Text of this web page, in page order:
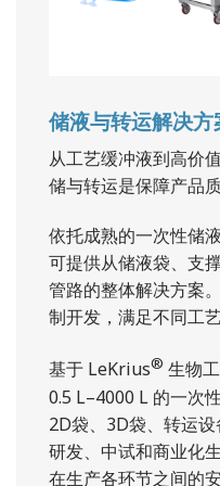
储液与转运解决方
从工艺缓冲液到高价
储与转运是保障产品
依托成熟的一次性储
可提供从储液袋、支
管路的整体解决方案
制开发，满足不同工
基于 LeKrius® 生物
0.5 L–4000 L 的一次
2D袋、3D袋、转运
研发、中试和商业化
在生产各环节之间的